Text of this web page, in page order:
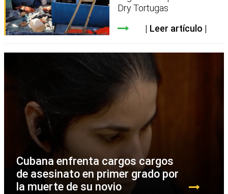
Dry Tortugas
Leer artículo
Cubana enfrenta cargos cargos
de asesinato en primer grado por
la muerte de su novio